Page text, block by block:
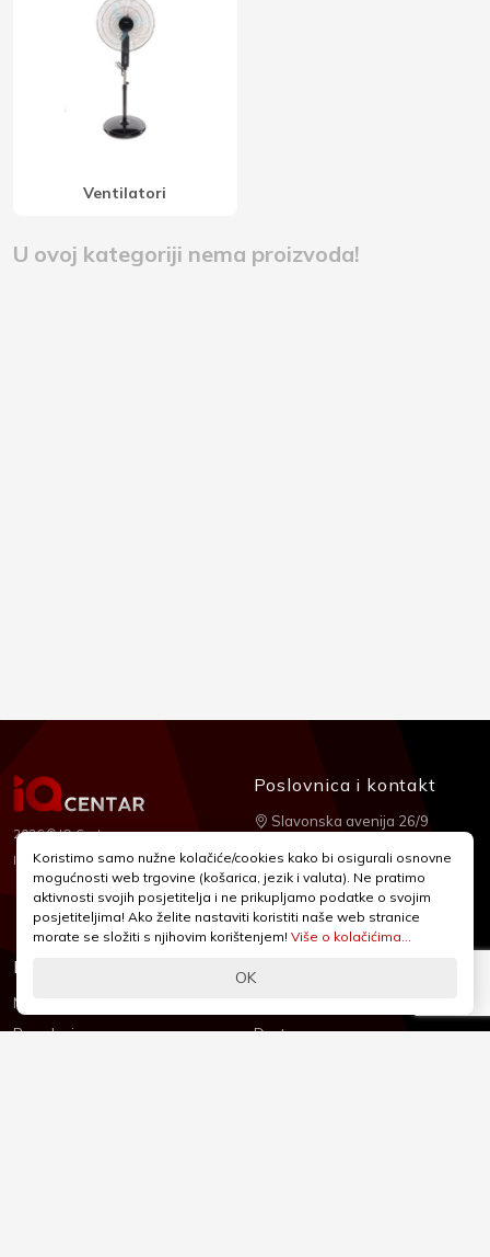
Ventilatori
U ovoj kategoriji nema proizvoda!
2026 © IQ Centar
Izrada:Nubilus
Informacije
Novosti & Promocije
Brandovi
Podrška
Dostava
Poslovnica i kontakt
Slavonska avenija 26/9
+385 1 2455 950
webshop@iqcentar.hr
Pon - Pet od 9 - 17h
Koristimo samo nužne kolačiće/cookies kako bi osigurali osnovne
mogućnosti web trgovine (košarica, jezik i valuta). Ne pratimo
aktivnosti svojih posjetitelja i ne prikupljamo podatke o svojim
posjetiteljima! Ako želite nastaviti koristiti naše web stranice
morate se složiti s njihovim korištenjem! Više o kolačićima...
OK